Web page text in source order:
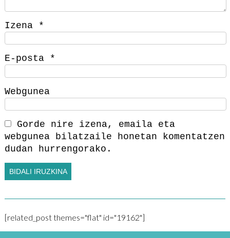
Izena *
E-posta *
Webgunea
Gorde nire izena, emaila eta
webgunea bilatzaile honetan komentatzen
dudan hurrengorako.
[related_post themes="flat" id="19162"]